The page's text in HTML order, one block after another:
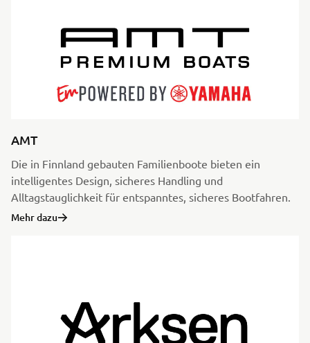
AMT
Die in Finnland gebauten Familienboote bieten ein
intelligentes Design, sicheres Handling und
Alltagstauglichkeit für entspanntes, sicheres Bootfahren.
Mehr dazu